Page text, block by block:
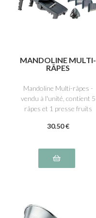
MANDOLINE MULTI-
RÂPES
Mandoline Multi-râpes -
vendu à l'unité, contient 5
râpes et 1 presse fruits
30.50 €